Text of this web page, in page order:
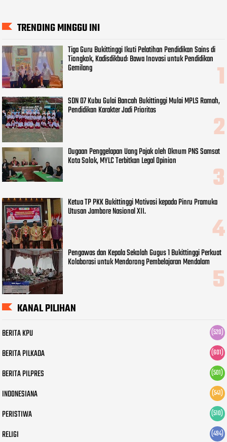
TRENDING MINGGU INI
Tiga Guru Bukittinggi Ikuti Pelatihan Pendidikan Sains di
Tiongkok, Kadisdikbud: Bawa Inovasi untuk Pendidikan
Gemilang
SDN 07 Kubu Gulai Bancah Bukittinggi Mulai MPLS Ramah,
Pendidikan Karakter Jadi Prioritas
Dugaan Penggelapan Uang Pajak oleh Oknum PNS Samsat
Kota Solok, MYLC Terbitkan Legal Opinion
Ketua TP PKK Bukittinggi Motivasi kepada Pinru Pramuka
Utusan Jambore Nasional XII.
Pengawas dan Kepala Sekolah Gugus 1 Bukittinggi Perkuat
Kolaborasi untuk Mendorong Pembelajaran Mendalam
KANAL PILIHAN
BERITA KPU (520)
BERITA PILKADA (601)
BERITA PILPRES (501)
INDONESIANA (541)
PERISTIWA (510)
RELIGI (494)